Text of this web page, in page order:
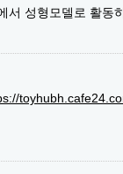
서 성형모델로 활동